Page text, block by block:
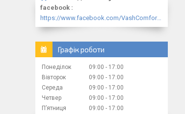
facebook
https://www.facebook.com/VashComfort.ua/
Графік роботи
Понеділок 09:00
17:00
Вівторок
09:00
17:00
Середа
09:00
17:00
Четвер
09:00
17:00
Пʼятниця
09:00
17:00